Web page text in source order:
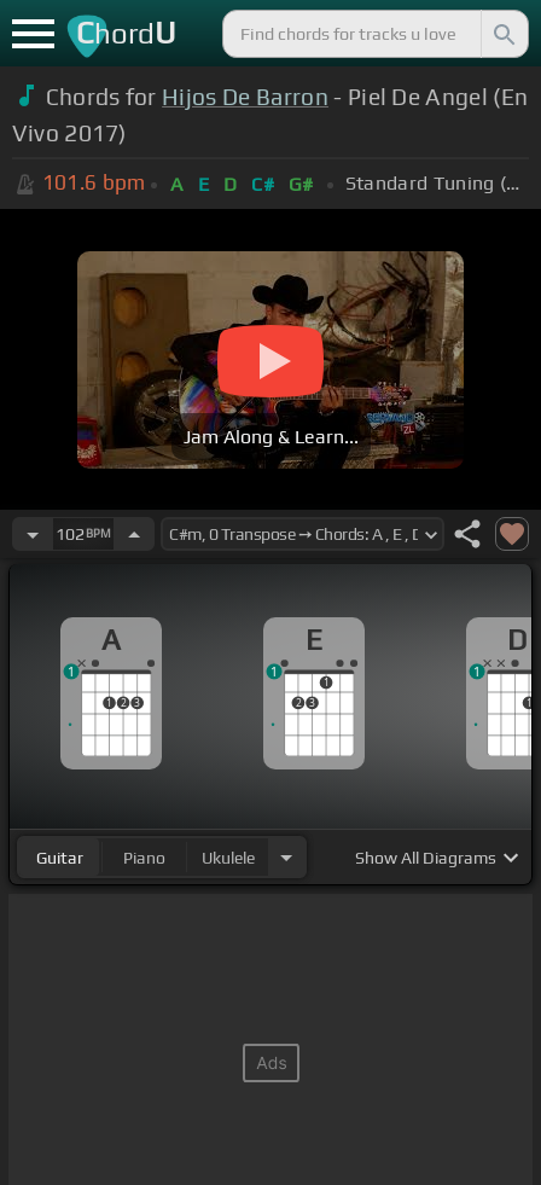
ChordU
Chords for Hijos De Barron - Piel De Angel (En
Vivo 2017)
101.6 bpm A E D C# G# Standard Tuning (EADGBE)
Jam Along & Learn...
102 BPM
A
1 2 3
1
E
2 3
1
1
D
1
1
Guitar Piano Ukulele ShowAll Diagrams